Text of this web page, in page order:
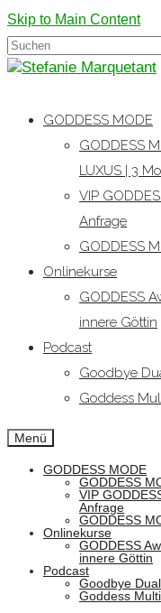
Skip to Main Content
Suchen
nach:
GODDESS MODE
GODDESS
LUXUS | 3
VIP
Anfrage
GODDESS
Onlinekurse
GODDESS
innere Göttin
Podcast
Goodbye
Goddess
Menü
GODDESS MODE
GODDESS
VIP
Anfrage
GODDESS
Onlinekurse
GODDESS
innere Göttin
Podcast
Goodbye
Goddess